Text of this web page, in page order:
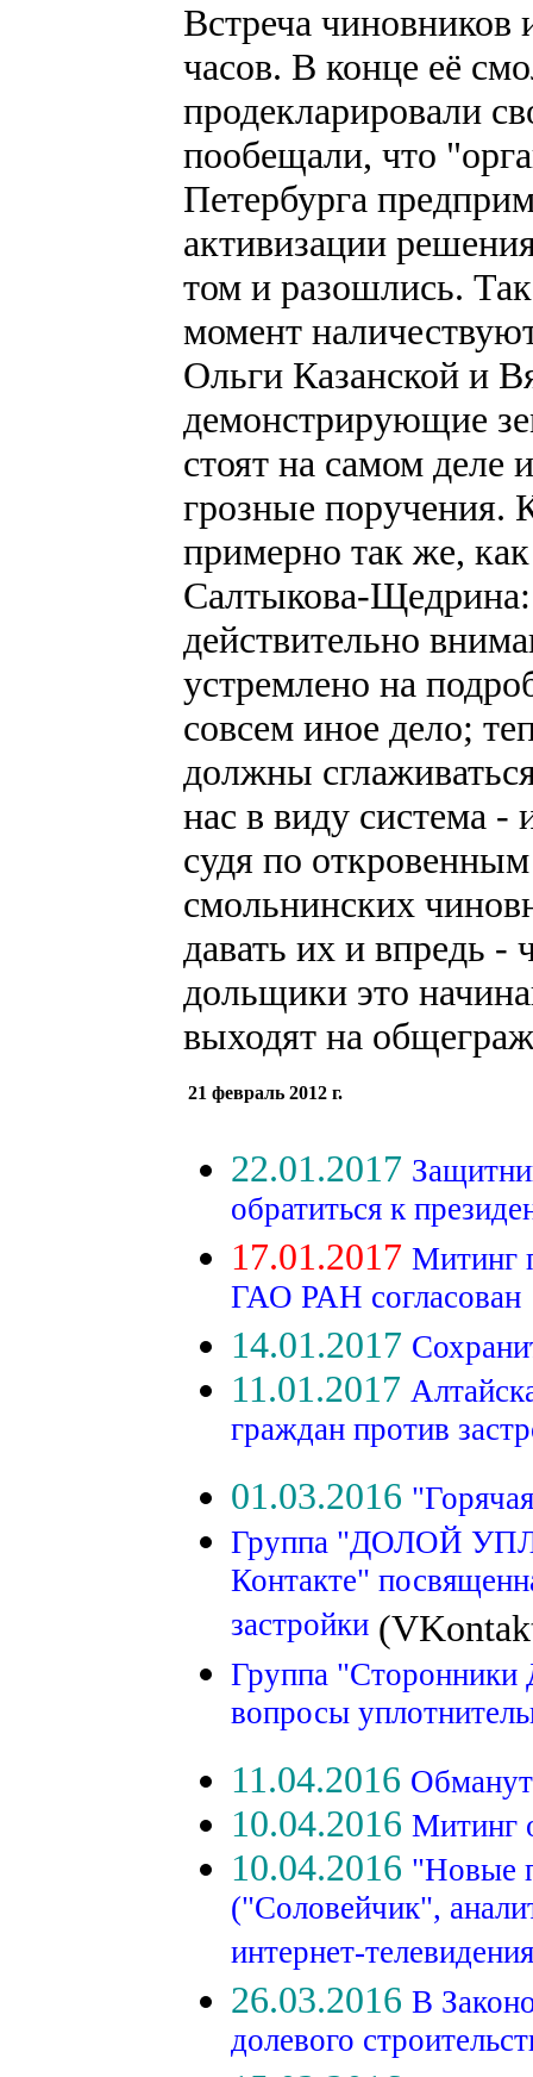
Встреча чиновников
часов. В конце её
продекларировали
пообещали, что
Петербурга
активизации
том и разошлись.
момент
Ольги Казанской и
демонстрирующие
стоят на самом деле
грозные поручения.
примерно так же,
Салтыкова-
действительно
устремлено на
совсем иное дело;
должны
нас в виду система -
судя по
смольнинских
давать их и впредь
дольщики это
выходят на
21 февраль 2012 г.
22.01.2017
обратиться к
17.01.2017 Митинг
ГАО РАН согласован
14.01.2017
11.01.2017
граждан против
01.03.2016
Группа "ДОЛОЙ
Контакте"
застройки
Группа
вопросы
11.04.2016
10.04.2016 Митинг
10.04.2016 "Новые
("Соловейчик",
интернет-
26.03.2016 В
долевого